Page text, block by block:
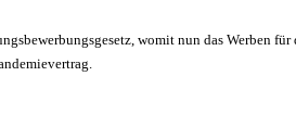
womit nun das Werben